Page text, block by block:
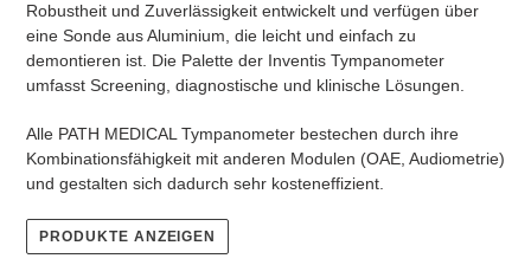
Robustheit und Zuverlässigkeit entwickelt und verfügen über
eine Sonde aus Aluminium, die leicht und einfach zu
demontieren ist. Die Palette der Inventis Tympanometer
umfasst Screening, diagnostische und klinische Lösungen.
Alle PATH MEDICAL Tympanometer bestechen durch ihre
Kombinationsfähigkeit mit anderen Modulen (OAE, Audiometrie)
und gestalten sich dadurch sehr kosteneffizient.
PRODUKTE ANZEIGEN